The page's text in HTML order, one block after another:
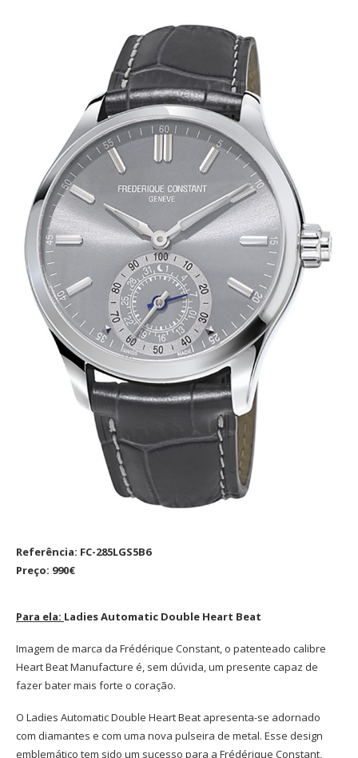
Referência: FC-285LGS5B6
Preço: 990€
Para ela: Ladies Automatic Double Heart Beat
Imagem de marca da Frédérique Constant, o patenteado calibre
Heart Beat Manufacture é, sem dúvida, um presente capaz de
fazer bater mais forte o coração.
O Ladies Automatic Double Heart Beat apresenta-se adornado
com diamantes e com uma nova pulseira de metal. Esse design
emblemático tem sido um sucesso para a Frédérique Constant,